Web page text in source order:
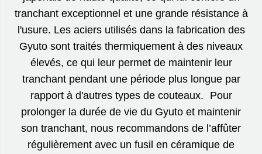
tranchant exceptionnel et une grande résistance à
l'usure. Les aciers utilisés dans la fabrication des
Gyuto sont traités thermiquement à des niveaux
élevés, ce qui leur permet de maintenir leur
tranchant pendant une période plus longue par
rapport à d'autres types de couteaux. Pour
prolonger la durée de vie du Gyuto et maintenir
son tranchant, nous recommandons de l’affûter
régulièrement avec un fusil en céramique de